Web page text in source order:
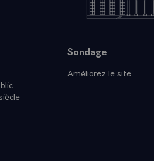
Sondage
Améliorez le site